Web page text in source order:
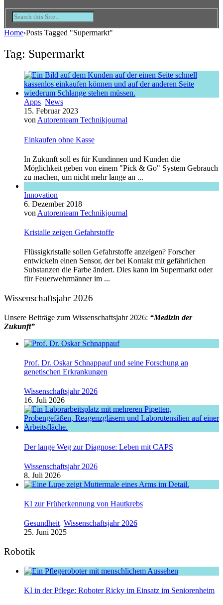
Home›Posts Tagged "Supermarkt"
Tag: Supermarkt
Apps, News
15. Februar 2023
von Autorenteam Technikjournal
Einkaufen ohne Kasse
In Zukunft soll es für Kundinnen und Kunden die
Möglichkeit geben von einem "Pick & Go" System Gebrauch
zu machen, um nicht mehr lange an ...
Innovation
6. Dezember 2018
von Autorenteam Technikjournal
Kristalle zeigen Gefahrstoffe
Flüssigkristalle sollen Gefahrstoffe anzeigen? Forscher
entwickeln einen Sensor, der bei Kontakt mit gefährlichen
Substanzen die Farbe ändert. Dies kann im Supermarkt oder
für Feuerwehrmänner im ...
Wissenschaftsjahr 2026
Unsere Beiträge zum Wissenschaftsjahr 2026: “Medizin der
Zukunft”
Prof. Dr. Oskar Schnappauf und seine Forschung an
genetischen Erkrankungen
Wissenschaftsjahr 2026
16. Juli 2026
Der lange Weg zur Diagnose: Leben mit CAPS
Wissenschaftsjahr 2026
8. Juli 2026
KI zur Früherkennung von Hautkrebs
Gesundheit, Wissenschaftsjahr 2026
25. Juni 2025
Robotik
KI in der Pflege: Roboter Ricky im Einsatz im Seniorenheim